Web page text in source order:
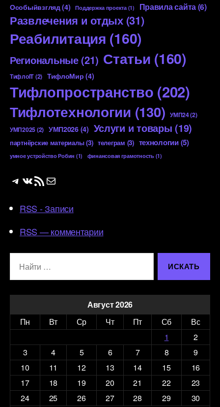
Особыйвзгляд(4) Поддержка проекта(1) Правила сайта(6)
Развлечения и отдых(31)
Реабилитация (160)
Региональные(21) Статьи (160)
ТифлоIT(2) ТифлоМир (4)
Тифлопространство (202)
Тифлотехнологии (130) УМП24(2)
УМП2025(2) УМП2026(4) Услуги и товары (19)
партнёрские материалы(3) телеграм (3) технологии(5)
умное устройство Робин (1) финансовая грамотность(1)
Telegram
ВКонтакте
RSS-лентаПочта
RSS - Записи
RSS — комментарии
Август 2026
Пн
Вт Ср Чт Пт Сб
Вс
1
2
3
4 5 6 7 8
9
10
11 12 13 14 15
16
17
18 19 20 21 22
23
24
25 26 27 28 29
30